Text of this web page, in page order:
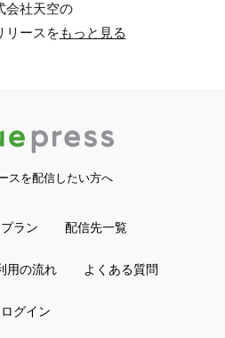
会社天空の
リースをもっと見る
スを配信したい方へ
ラン 配信先一覧
用の流れ よくある質問
ログイン